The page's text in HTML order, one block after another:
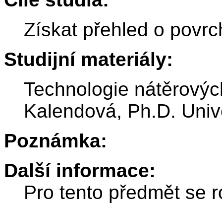
Získat přehled o
Studijní materiály:
Technologie
Kalendová, Ph.D.
Poznámka:
Další informace:
Pro tento předmět se